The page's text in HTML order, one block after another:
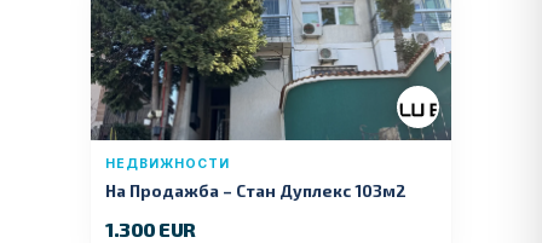
НЕДВИЖНОСТИ
На Продажба – Стан Дуплекс 103м2
1.300 EUR